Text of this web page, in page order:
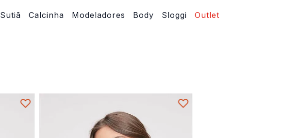
Sutiã Calcinha Modeladores Body Sloggi Outlet